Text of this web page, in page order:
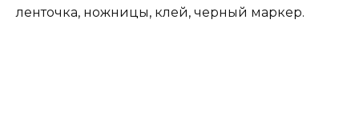
ленточка, ножницы, клей, черный маркер.